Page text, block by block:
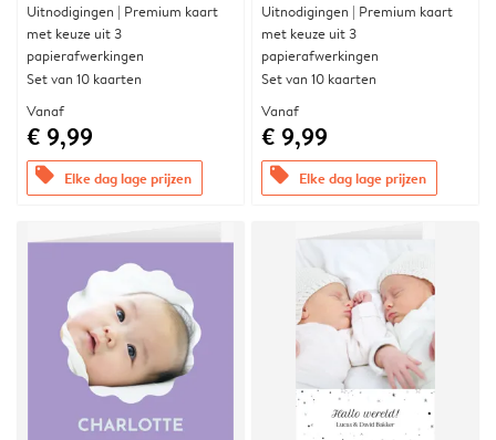
Uitnodigingen | Premium kaart
met keuze uit 3
papierafwerkingen
Set van 10 kaarten
Vanaf
€ 9,99
offers Elke dag lage prijzen
Uitnodigingen | Premium kaart
met keuze uit 3
papierafwerkingen
Set van 10 kaarten
Vanaf
€ 9,99
offers Elke dag lage prijzen